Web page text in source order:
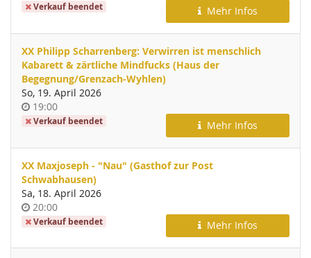
Verkauf beendet Mehr Infos
XX Philipp Scharrenberg: Verwirren ist menschlich
Kabarett & zärtliche Mindfucks (Haus der
Begegnung/Grenzach-Wyhlen)
So, 19. April 2026
Uhrzeit
19:00
Verkauf beendet Mehr Infos
XX Maxjoseph - "Nau" (Gasthof zur Post
Schwabhausen)
Sa, 18. April 2026
Uhrzeit
20:00
Verkauf beendet Mehr Infos